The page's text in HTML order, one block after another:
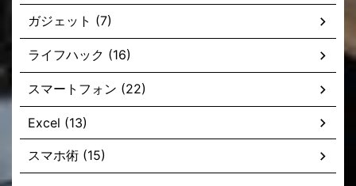
ガジェット (7)
ライフハック (16)
スマートフォン (22)
Excel (13)
スマホ術 (15)